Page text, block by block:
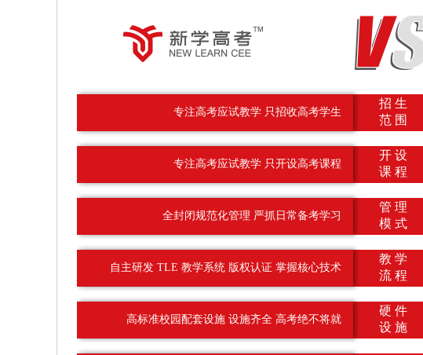
专注高考应试教学 只招收高考学生
专注高考应试教学 只开设高考课程
全封闭规范化管理 严抓日常备考学习
自主研发 TLE 教学系统 版权认证 掌握核心技术
高标准校园配套设施 设施齐全 高考绝不将就
招 生
范 围
开 设
课 程
管 理
模 式
教 学
流 程
硬 件
设 施